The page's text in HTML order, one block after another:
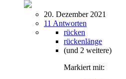
20. Dezember 2021
11 Antworten
rücken
rückenlänge
(und 2 weitere)
Markiert mit: